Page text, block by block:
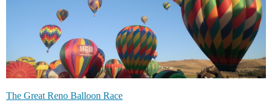
The Great Reno Balloon Race